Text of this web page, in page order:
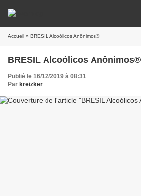
Accueil » BRESIL Alcoólicos Anônimos®
BRESIL Alcoólicos Anônimos®
Publié le 16/12/2019 à 08:31
Par kreizker